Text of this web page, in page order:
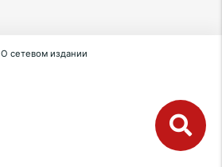
О сетевом издании